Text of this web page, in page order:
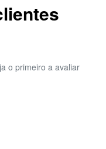
o primeiro a avaliar